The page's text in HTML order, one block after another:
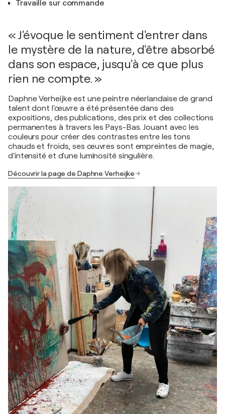
Travaille sur commande
« J'évoque le sentiment d'entrer dans
le mystère de la nature, d'être absorbé
dans son espace, jusqu'à ce que plus
rien ne compte. »
Daphne Verheijke est une peintre néerlandaise de grand
talent dont l'œuvre a été présentée dans des
expositions, des publications, des prix et des collections
permanentes à travers les Pays-Bas. Jouant avec les
couleurs pour créer des contrastes entre les tons
chauds et froids, ses œuvres sont empreintes de magie,
d'intensité et d'une luminosité singulière.
Découvrir la page de Daphne Verheijke